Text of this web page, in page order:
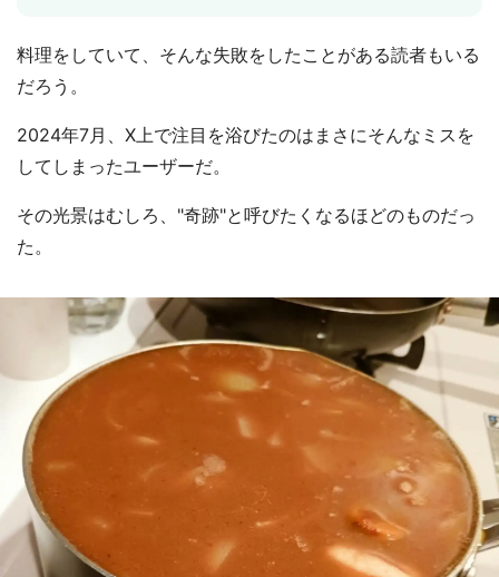
料理をしていて、そんな失敗をしたことがある読者もいる
だろう。
2024年7月、X上で注目を浴びたのはまさにそんなミスを
してしまったユーザーだ。
その光景はむしろ、"奇跡"と呼びたくなるほどのものだっ
た。